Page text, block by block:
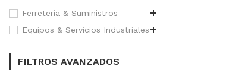
Ferretería & Suministros
Equipos & Servicios Industriales
FILTROS AVANZADOS